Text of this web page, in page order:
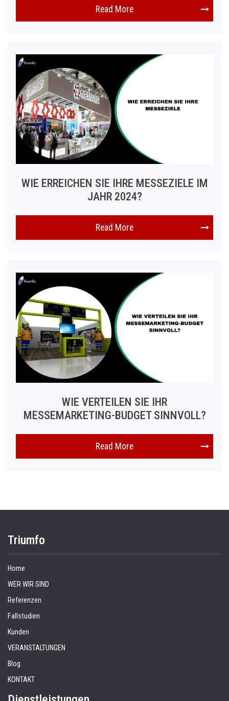
Read More
WIE ERREICHEN SIE IHRE MESSEZIELE IM
JAHR 2024?
Read More
WIE VERTEILEN SIE IHR
MESSEMARKETING-BUDGET SINNVOLL?
Read More
Triumfo
Home
WER WIR SIND
Referenzen
Fallstudien
Kunden
VERANSTALTUNGEN
Blog
KONTAKT